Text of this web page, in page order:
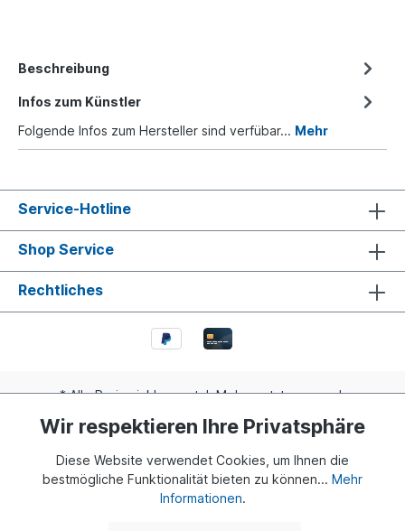
Beschreibung
Infos zum Künstler
Folgende Infos zum Hersteller sind verfübar... Mehr
Service-Hotline
Shop Service
Rechtliches
* Alle Preise inkl. gesetzl. Mehrwertsteuer zzgl.
anders angegeben.
Realisiert mit Shopware
© 2024 Buddy Bär Berlin GmbH | Eine Initiative von Dr. Klaus
Wir respektieren Ihre Privatsphäre
Diese Website verwendet Cookies, um Ihnen die
bestmögliche Funktionalität bieten zu können... Mehr
Informationen.